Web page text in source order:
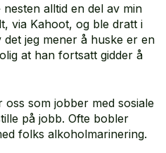
alltid en del av min
via Kahoot, og ble dratt i
jeg mener å huske er en
at han fortsatt gidder å
som jobber med sosiale
på jobb. Ofte bobler
folks alkoholmarinering.